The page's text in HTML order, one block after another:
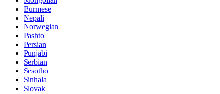
Burmese
Nepali
Norwegian
Pashto
Persian
Punjabi
Serbian
Sesotho
Sinhala
Slovak